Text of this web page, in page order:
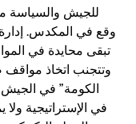
للجيش والسياسة
وقع في المكدس. إدارة
تبقى محايدة في
وتتجنب اتخاذ مواقف
الكومة” في
في الإستراتيجية